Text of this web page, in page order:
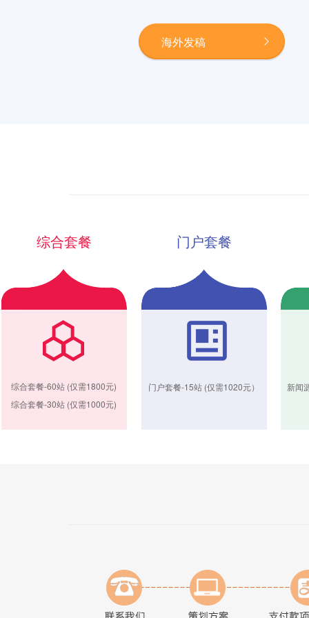
海外发稿
综合套餐
综合套餐-60站 (仅需1800元)
综合套餐-30站 (仅需1000元)
门户套餐
门户套餐-15站 (仅需1020元） 新闻